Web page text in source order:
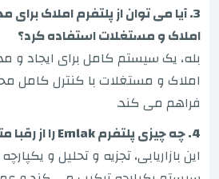
3. آیا می توان از پلتفرم املاک
املاک و مستغلات استفاده کرد؟
بله، یک سیستم کامل برای ایجاد و
املاک و مستغلات با کنترل کامل
فراهم می کند.
4. چه چیزی پلتفرم Emlak را از رقبا متمایز می کند؟
این بازاریابی، تجزیه و تحلیل و